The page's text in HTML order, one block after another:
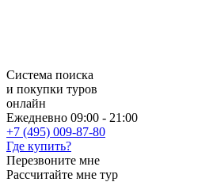
Система поиска
и покупки туров
онлайн
Ежедневно 09:00 - 21:00
+7 (495) 009-87-80
Где купить?
Перезвоните мне
Рассчитайте мне тур